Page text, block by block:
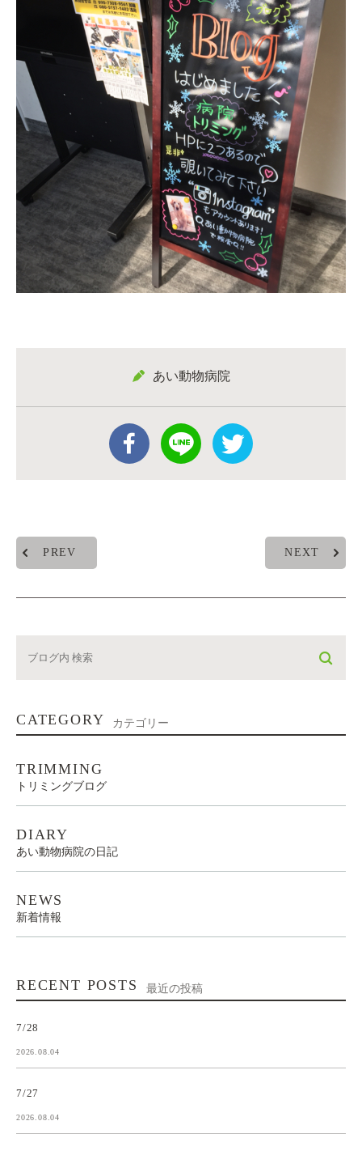
あい動物病院
PREV NEXT
CATEGORY カテゴリー
TRIMMING
トリミングブログ
DIARY
あい動物病院の日記
NEWS
新着情報
RECENT POSTS 最近の投稿
7/28
2026.08.04
7/27
2026.08.04